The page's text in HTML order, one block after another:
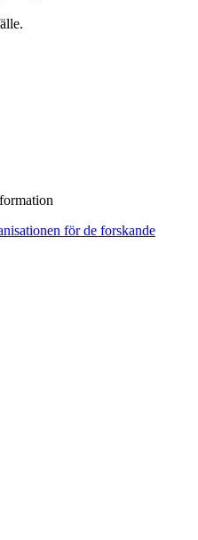
för de forskande